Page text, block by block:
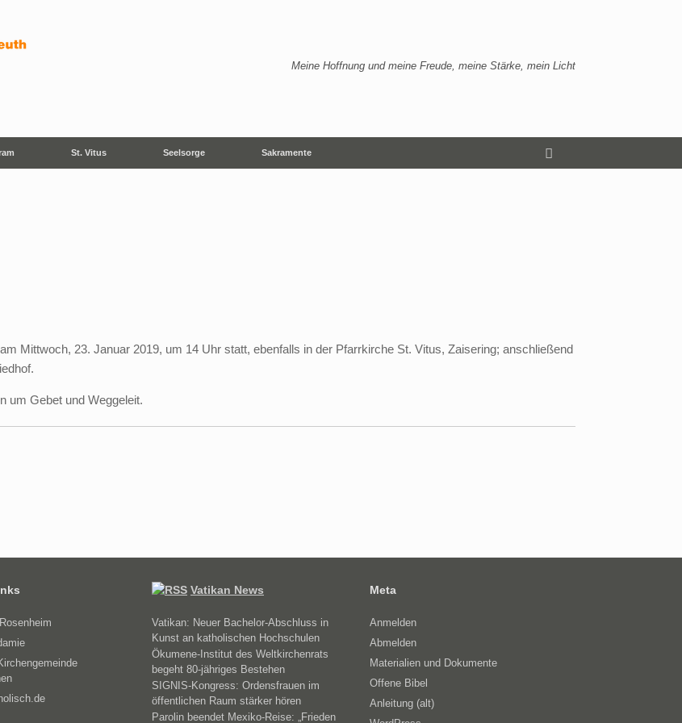
Meine Hoffnung und meine Freude, meine Stärke, mein Licht
St. Vitus Seelsorge Sakramente
Mittwoch, 23. Januar 2019, um 14 Uhr statt, ebenfalls in der Pfarrkirche St. Vitus, Zaisering; anschließend
um Gebet und Weggeleit.
Vatikan News
Vatikan: Neuer Bachelor-Abschluss in
Kunst an katholischen Hochschulen
Ökumene-Institut des Weltkirchenrats
begeht 80-jähriges Bestehen
SIGNIS-Kongress: Ordensfrauen im
öffentlichen Raum stärker hören
Parolin beendet Mexiko-Reise: „Frieden
Meta
Anmelden
Abmelden
Materialien und Dokumente
Offene Bibel
Anleitung (alt)